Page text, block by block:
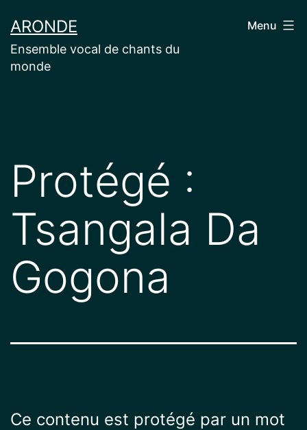
au
contenu
ARONDE
Ensemble vocal de chants du
monde
Menu
Protégé :
Tsangala Da
Gogona
Ce contenu est protégé par un mot